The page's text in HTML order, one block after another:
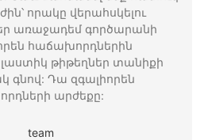
որակը վերահսկելու
առաջադեմ գործարանի
հաճախորդներին
թիթեղներ տանիքի
գնով: Դա զգալիորեն
արժեքը: